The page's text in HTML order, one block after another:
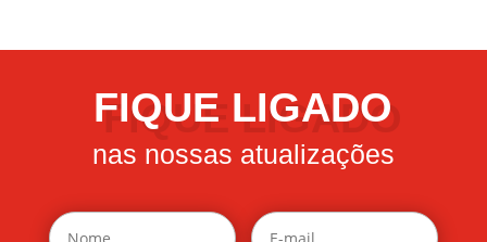
FIQUE LIGADO
nas nossas atualizações